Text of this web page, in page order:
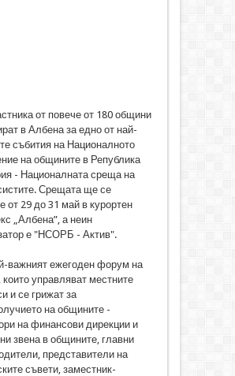
от повече от 180 общини
в Албена за едно от най-
събития на Националното
на общините в Република
- Националната среща на
Срещата ще се
от 29 до 31 май в курортен
„Албена”, а неин
е "НСОРБ - Актив".
важният ежегоден форум на
които управляват местните
и се грижат за
на общините -
на финансови дирекции и
звена в общините, главни
представители на
съвети, заместник-